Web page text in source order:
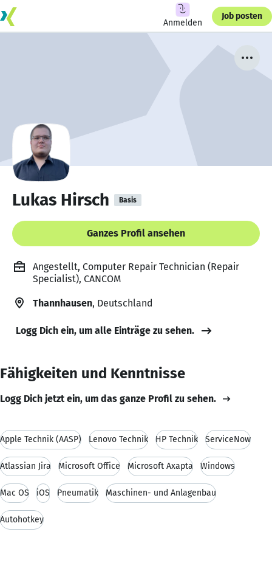
Anmelden
Job posten
Lukas Hirsch Basis
Ganzes Profil ansehen
Angestellt, Computer Repair Technician (Repair
Specialist), CANCOM
Thannhausen, Deutschland
Logg Dich ein, um alle Einträge zu sehen.
Fähigkeiten und Kenntnisse
Logg Dich jetzt ein, um das ganze Profil zu sehen.
Apple Technik (AASP) Lenovo Technik HP Technik ServiceNow
Atlassian Jira Microsoft Office Microsoft Axapta Windows
Mac OS iOS Pneumatik Maschinen- und Anlagenbau
Autohotkey